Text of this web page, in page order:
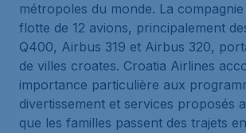
métropoles du monde. La
flotte de 12 avions, principalement
Q400, Airbus 319 et Airbus 320,
de villes croates. Croatia Airlines
importance particulière aux
divertissement et services proposés
que les familles passent des trajets